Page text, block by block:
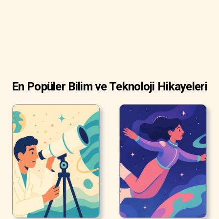
En Popüler Bilim ve Teknoloji Hikayeleri